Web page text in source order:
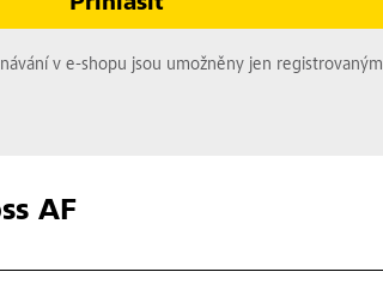
v e-shopu jsou umožněny jen registrovaným
AF